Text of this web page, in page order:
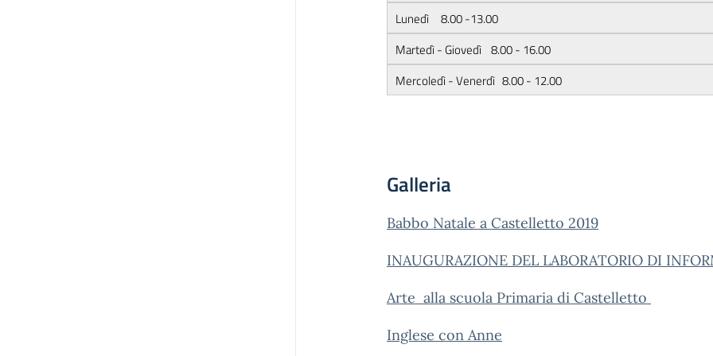
Lunedì 8.00 -13.00
Martedì - Giovedì 8.00 - 16.00
Mercoledì - Venerdì 8.00 - 12.00
Galleria
Babbo Natale a Castelletto 2019
INAUGURAZIONE DEL LABORATORIO DI
Arte alla scuola Primaria di Castelletto
Inglese con Anne